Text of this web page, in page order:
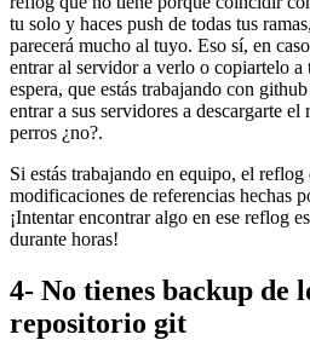
tu solo y haces push de todas tus
parecerá mucho al tuyo. Eso sí, en
entrar al servidor a verlo o copiartelo
espera, que estás trabajando con
entrar a sus servidores a descargarte
perros ¿no?.
Si estás trabajando en equipo, el
modificaciones de referencias hechas
¡Intentar encontrar algo en ese reflog
durante horas!
4- No tienes backup de
repositorio git